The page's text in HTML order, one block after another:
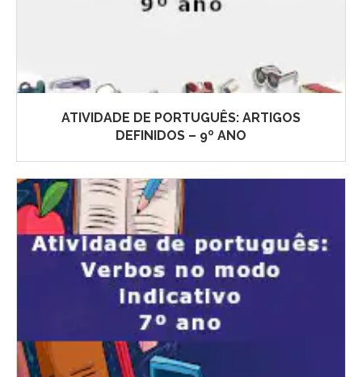
ATIVIDADE DE PORTUGUÊS: ARTIGOS
DEFINIDOS – 9º ANO